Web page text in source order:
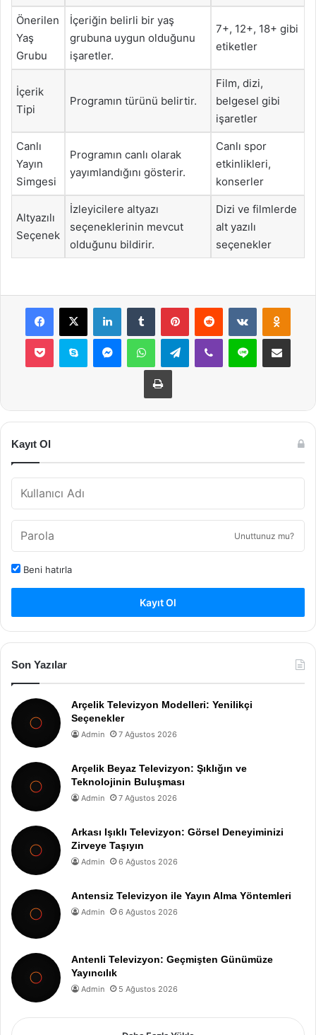
Önerilen
Yaş
Grubu
İçeriğin belirli bir yaş
grubuna uygun olduğunu
işaretler.
7+, 12+, 18+ gibi
etiketler
İçerik
Tipi
Programın türünü belirtir.
Film, dizi,
belgesel gibi
işaretler
Canlı
Yayın
Simgesi
Programın canlı olarak
yayımlandığını gösterir.
Canlı spor
etkinlikleri,
konserler
Altyazılı
Seçenek
İzleyicilere altyazı
seçeneklerinin mevcut
olduğunu bildirir.
Dizi ve filmlerde
alt yazılı
seçenekler
Facebook
X LinkedInTumblr PinterestReddit VKontakte
Pocket Skype MessengerWhatsAppTelegramViber Line E-Posta ile
Yazdır
Kayıt Ol
Unuttunuz mu?
Beni hatırla
Kayıt Ol
Son Yazılar
Arçelik Televizyon Modelleri: Yenilikçi
Seçenekler
Admin 7 Ağustos 2026
Arçelik Beyaz Televizyon: Şıklığın ve
Teknolojinin Buluşması
Admin 7 Ağustos 2026
Arkası Işıklı Televizyon: Görsel Deneyiminizi
Zirveye Taşıyın
Admin 6 Ağustos 2026
Antensiz Televizyon ile Yayın Alma Yöntemleri
Admin 6 Ağustos 2026
Antenli Televizyon: Geçmişten Günümüze
Yayıncılık
Admin 5 Ağustos 2026